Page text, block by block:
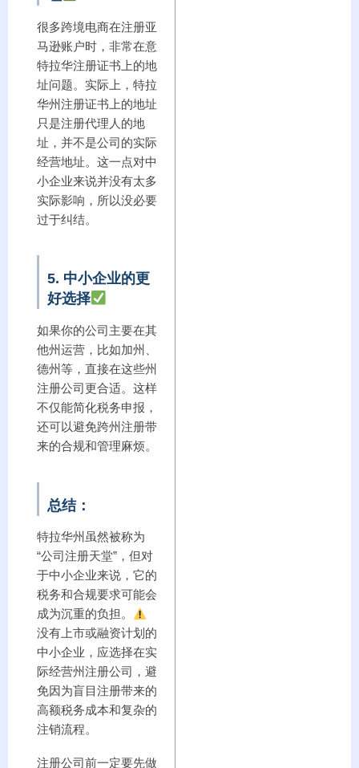
很多跨境电商在注册亚
马逊账户时，非常在意
特拉华注册证书上的地
址问题。实际上，特拉
华州注册证书上的地址
只是注册代理人的地
址，并不是公司的实际
经营地址。这一点对中
小企业来说并没有太多
实际影响，所以没必要
过于纠结。
5. 中小企业的更
好选择
如果你的公司主要在其
他州运营，比如加州、
德州等，直接在这些州
注册公司更合适。这样
不仅能简化税务申报，
还可以避免跨州注册带
来的合规和管理麻烦。
总结：
特拉华州虽然被称为
“公司注册天堂”，但对
于中小企业来说，它的
税务和合规要求可能会
成为沉重的负担。
没有上市或融资计划的
中小企业，应选择在实
际经营州注册公司，避
免因为盲目注册带来的
高额税务成本和复杂的
注销流程。
注册公司前一定要先做